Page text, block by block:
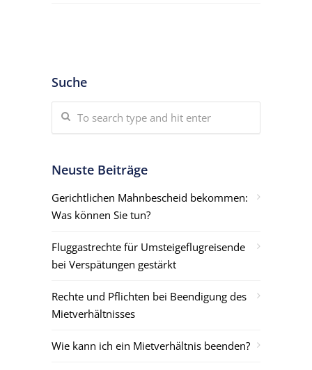
Suche
Neuste Beiträge
Gerichtlichen Mahnbescheid bekommen:
Was können Sie tun?
Fluggastrechte für Umsteigeflugreisende
bei Verspätungen gestärkt
Rechte und Pflichten bei Beendigung des
Mietverhältnisses
Wie kann ich ein Mietverhältnis beenden?